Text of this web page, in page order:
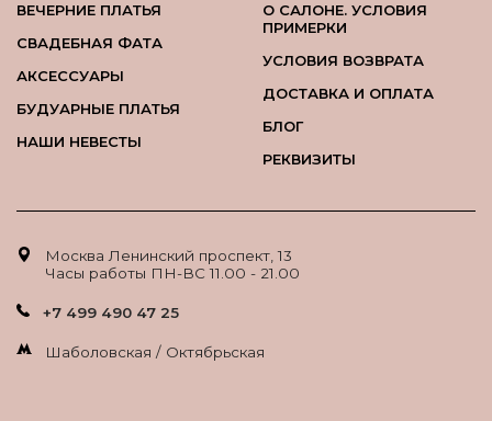
ВЕЧЕРНИЕ ПЛАТЬЯ
СВАДЕБНАЯ ФАТА
АКСЕССУАРЫ
БУДУАРНЫЕ ПЛАТЬЯ
НАШИ НЕВЕСТЫ
О САЛОНЕ. УСЛОВИЯ
ПРИМЕРКИ
УСЛОВИЯ ВОЗВРАТА
ДОСТАВКА И ОПЛАТА
БЛОГ
РЕКВИЗИТЫ
Москва Ленинский проспект, 13
Часы работы ПН-ВС 11.00 - 21.00
+7 499 490 47 25
Шаболовская / Октябрьская